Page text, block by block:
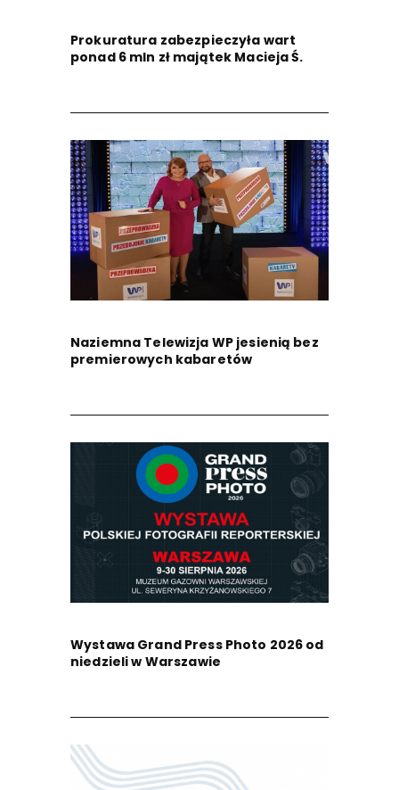
Prokuratura zabezpieczyła wart
ponad 6 mln zł majątek Macieja Ś.
Naziemna Telewizja WP jesienią bez
premierowych kabaretów
Wystawa Grand Press Photo 2026 od
niedzieli w Warszawie